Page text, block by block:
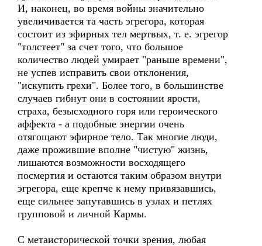
И, наконец, во время войны значительно
увеличивается та часть эгрегора, которая
состоит из эфирных тел мертвых, т. е. эгрегор
"толстеет" за счет того, что большое
количество людей умирает "раньше времени",
не успев исправить свои отклонения,
"искупить грехи". Более того, в большинстве
случаев гибнут они в состоянии ярости,
страха, безысходного горя или героического
аффекта - а подобные энергии очень
отягощают эфирное тело. Так многие люди,
даже прожившие вполне "чистую" жизнь,
лишаются возможности восходящего
посмертия и остаются таким образом внутри
эгрегора, еще крепче к нему привязавшись,
еще сильнее запутавшись в узлах и петлях
групповой и личной Кармы.
С метаисторической точки зрения, любая